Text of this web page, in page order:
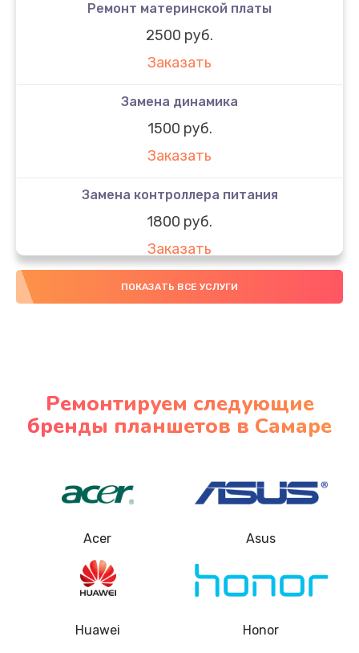
Ремонт материнской платы
2500 руб.
Заказать
Замена динамика
1500 руб.
Заказать
Замена контроллера питания
1800 руб.
Заказать
Замена стекла
1200 руб.
Заказать
1500 руб.
Восстановление после попадания влаги
2000 руб.
ПОКАЗАТЬ ВСЕ УСЛУГИ
Ремонтируем следующие
бренды планшетов в Самаре
Acer Asus
Huawei Honor